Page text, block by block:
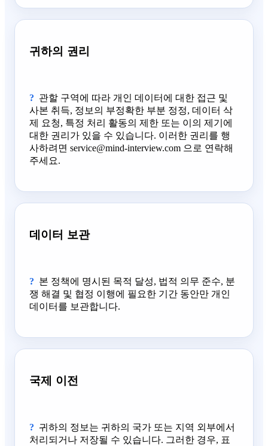
귀하의 권리
관할 구역에 따라 개인 데이터에 대한 접근 및
사본 취득, 정보의 부정확한 부분 정정, 데이터 삭
제 요청, 특정 처리 활동의 제한 또는 이의 제기에
대한 권리가 있을 수 있습니다. 이러한 권리를 행
사하려면 service@mind-interview.com 으로 연락해
주세요.
데이터 보관
본 정책에 명시된 목적 달성, 법적 의무 준수, 분
쟁 해결 및 협정 이행에 필요한 기간 동안만 개인
데이터를 보관합니다.
국제 이전
귀하의 정보는 귀하의 국가 또는 지역 외부에서
처리되거나 저장될 수 있습니다. 그러한 경우, 표